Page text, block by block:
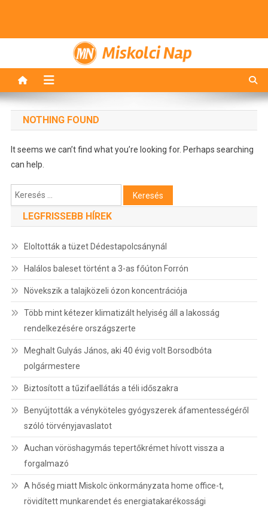
Miskolci Nap
NOTHING FOUND
It seems we can’t find what you’re looking for. Perhaps searching
can help.
Keresés:
LEGFRISSEBB HÍREK
Eloltották a tüzet Dédestapolcsánynál
Halálos baleset történt a 3-as főúton Forrón
Növekszik a talajközeli ózon koncentrációja
Több mint kétezer klimatizált helyiség áll a lakosság
rendelkezésére országszerte
Meghalt Gulyás János, aki 40 évig volt Borsodbóta
polgármestere
Biztosított a tűzifaellátás a téli időszakra
Benyújtották a vényköteles gyógyszerek áfamentességéről
szóló törvényjavaslatot
Auchan vöröshagymás tepertőkrémet hívott vissza a
forgalmazó
A hőség miatt Miskolc önkormányzata home office-t,
rövidített munkarendet és energiatakarékossági